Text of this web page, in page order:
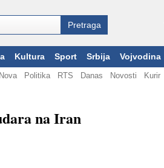
Kultura Sport Srbija Vojvodina
Nova Politika RTS Danas Novosti Kurir
na Iran